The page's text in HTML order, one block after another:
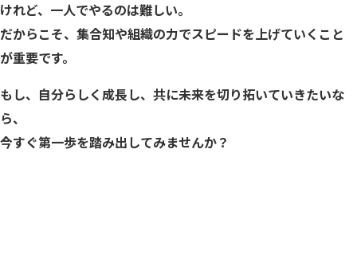
けれど、一人でやるのは難しい。
だからこそ、集合知や組織の力でスピードを上げていくこと
が重要です。
もし、自分らしく成長し、共に未来を切り拓いていきたいな
ら、
今すぐ第一歩を踏み出してみませんか？